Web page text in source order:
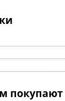
покупают